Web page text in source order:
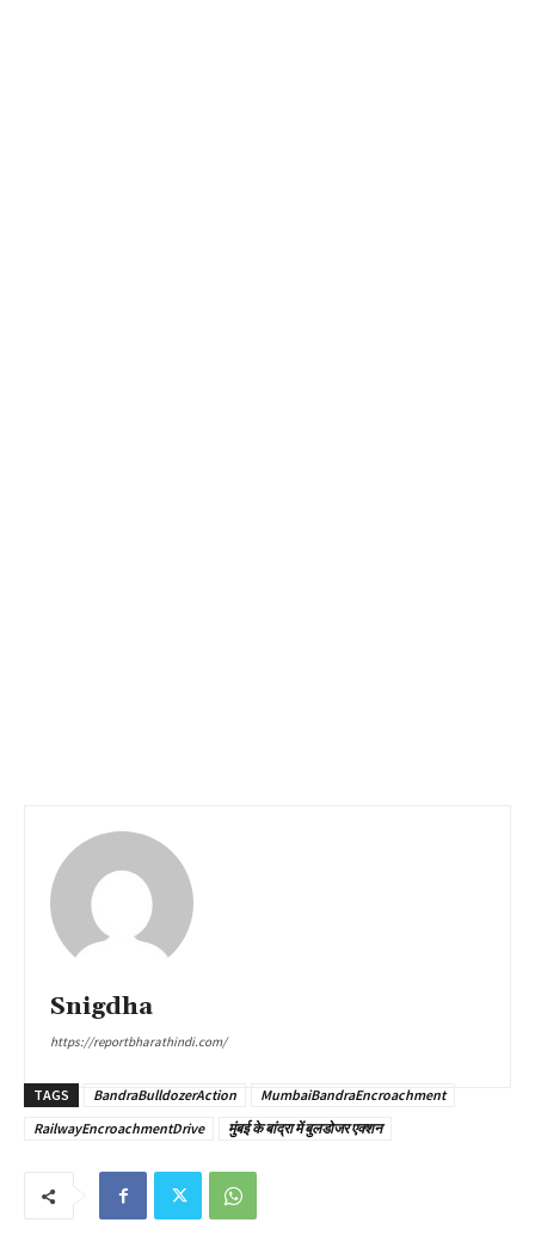
Snigdha
https://reportbharathindi.com/
TAGS BandraBulldozerAction
MumbaiBandraEncroachment
RailwayEncroachmentDrive
मुंबई के बांद्रा में बुलडोजर एक्शन